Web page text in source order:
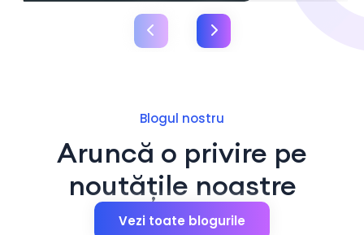
Blogul nostru
Aruncă o privire pe
noutățile noastre
Vezi toate blogurile